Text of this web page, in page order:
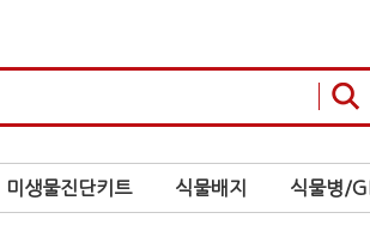
미생물진단키트 식물배지 식물병/